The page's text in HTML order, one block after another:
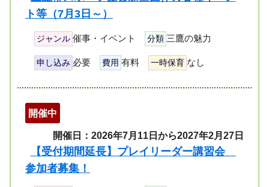
ト等（7月3日～）
ジャンル 催事・イベント 分類 三鷹の魅力
申し込み 必要 費用 有料 一時保育 なし
開催中
開催日：2026年7月11日から2027年2月27日
【受付期間延長】プレイリーダー講習会
参加者募集！